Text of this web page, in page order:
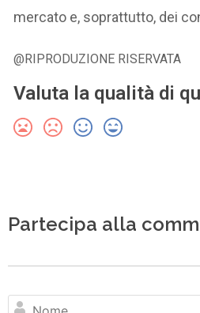
mercato e, soprattutto, dei
@RIPRODUZIONE RISERVATA
Valuta la qualità di
Partecipa alla